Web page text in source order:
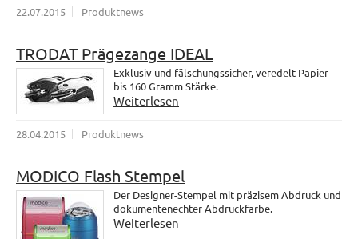
22.07.2015 Produktnews
TRODAT Prägezange IDEAL
Exklusiv und fälschungssicher, veredelt Papier
bis 160 Gramm Stärke.
Weiterlesen
28.04.2015 Produktnews
MODICO Flash Stempel
Der Designer-Stempel mit präzisem Abdruck und
dokumentenechter Abdruckfarbe.
Weiterlesen